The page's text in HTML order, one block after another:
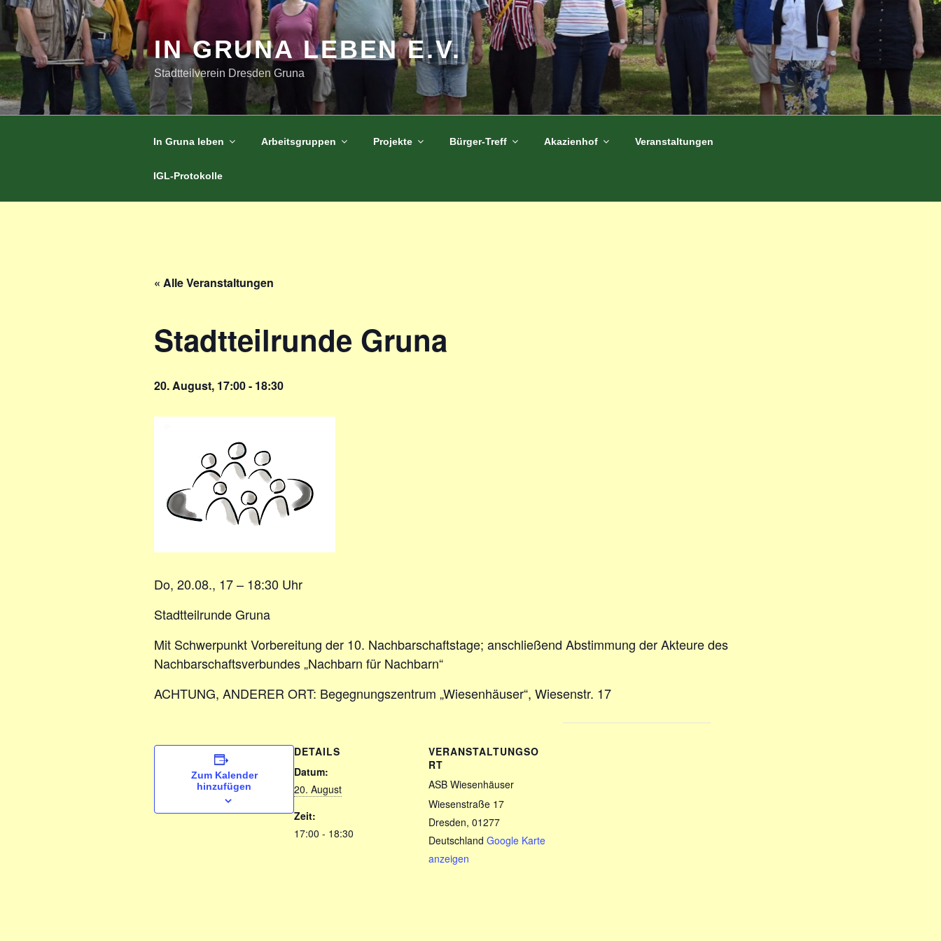
Zum
Inhalt
springen
IN GRUNA LEBEN E.V.
Stadtteilverein Dresden Gruna
In Gruna leben Arbeitsgruppen Projekte Bürger-Treff Akazienhof Veranstaltungen
IGL-Protokolle
« Alle Veranstaltungen
Stadtteilrunde Gruna
20. August, 17:00- 18:30
Do, 20.08., 17 – 18:30 Uhr
Stadtteilrunde Gruna
Mit Schwerpunkt Vorbereitung der 10. Nachbarschaftstage; anschließend Abstimmung der Akteure des
Nachbarschaftsverbundes „Nachbarn für Nachbarn“
ACHTUNG, ANDERER ORT: Begegnungszentrum „Wiesenhäuser“, Wiesenstr. 17
Zum Kalender
hinzufügen
DETAILS
Datum:
20. August
Zeit:
17:00 - 18:30
VERANSTALTUNGSO
RT
ASB Wiesenhäuser
Wiesenstraße 17
Dresden, 01277
Deutschland Google Karte
anzeigen